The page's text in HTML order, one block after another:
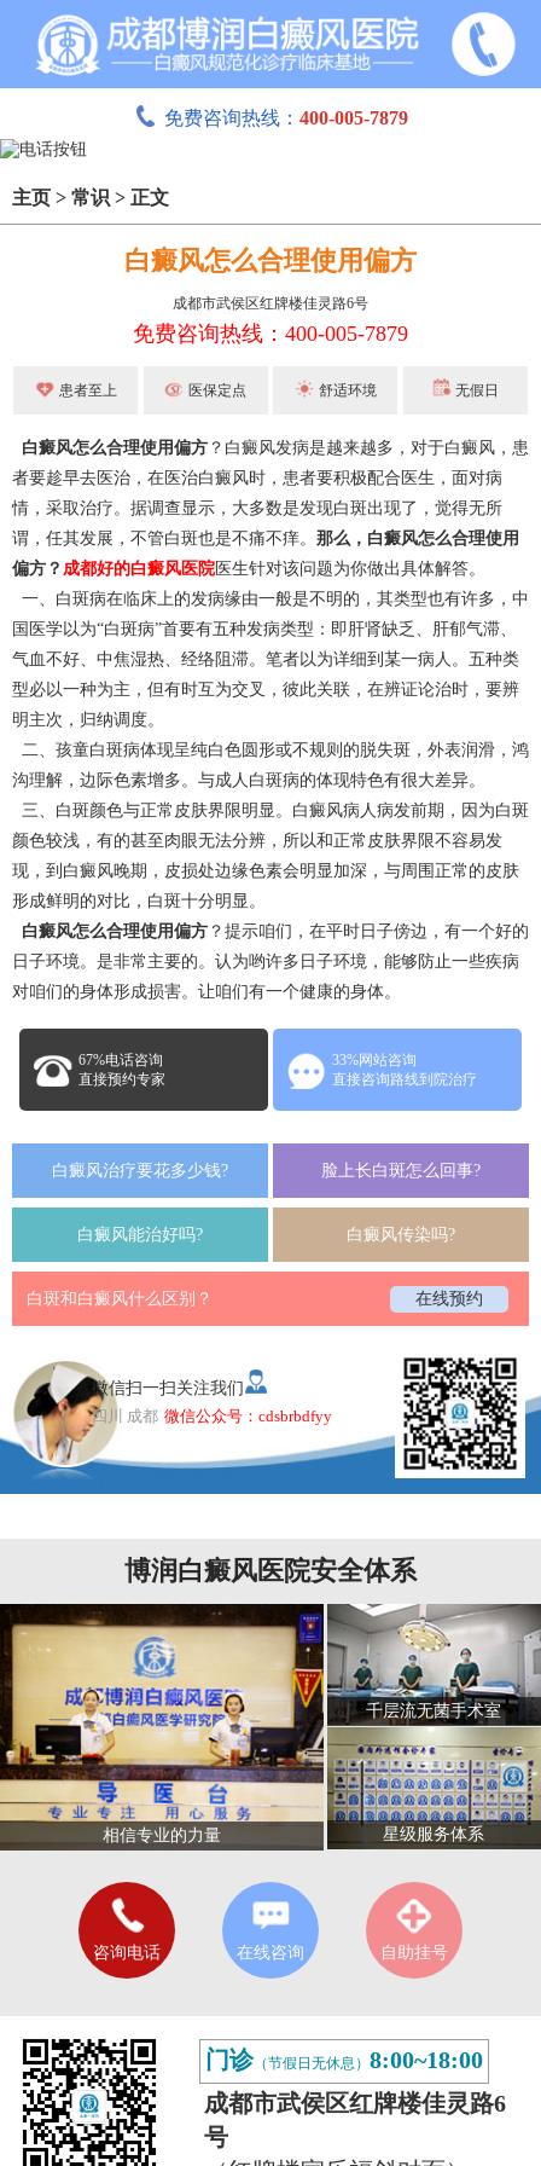
免费咨询热线： 400-005-7879
主页 > 常识 > 正文
白癜风怎么合理使用偏方
成都市武侯区红牌楼佳灵路6号
免费咨询热线：400-005-7879
患者至上 医保定点 舒适环境 无假日
白癜风怎么合理使用偏方 ？白癜风发病是越来越多，对于白癜风，患
者要趁早去医治，在医治白癜风时，患者要积极配合医生，面对病
情，采取治疗。据调查显示，大多数是发现白斑出现了，觉得无所
谓，任其发展，不管白斑也是不痛不痒。 那么，白癜风怎么合理使用
偏方？ 成都好的白癜风医院 医生针对该问题为你做出具体解答。
一、白斑病在临床上的发病缘由一般是不明的，其类型也有许多，中
国医学以为“白斑病”首要有五种发病类型：即肝肾缺乏、肝郁气滞、
气血不好、中焦湿热、经络阻滞。笔者以为详细到某一病人。五种类
型必以一种为主，但有时互为交叉，彼此关联，在辨证论治时，要辨
明主次，归纳调度。
二、孩童白斑病体现呈纯白色圆形或不规则的脱失斑，外表润滑，鸿
沟理解，边际色素增多。与成人白斑病的体现特色有很大差异。
三、白斑颜色与正常皮肤界限明显。白癜风病人病发前期，因为白斑
颜色较浅，有的甚至肉眼无法分辨，所以和正常皮肤界限不容易发
现，到白癜风晚期，皮损处边缘色素会明显加深，与周围正常的皮肤
形成鲜明的对比，白斑十分明显。
白癜风怎么合理使用偏方 ？提示咱们，在平时日子傍边，有一个好的
日子环境。是非常主要的。认为哟许多日子环境，能够防止一些疾病
对咱们的身体形成损害。让咱们有一个健康的身体。
67%电话咨询
直接预约专家
33%网站咨询
直接咨询路线到院治疗
白癜风治疗要花多少钱? 脸上长白斑怎么回事?
白癜风能治好吗? 白癜风传染吗?
白斑和白癜风什么区别？ 在线预约
微信扫一扫关注我们
四川 成都 微信公众号：cdsbrbdfyy
博润白癜风医院安全体系
相信专业的力量
千层流无菌手术室
星级服务体系
咨询电话 在线咨询 自助挂号
门诊（节假日无休息） 8:00~18:00
成都市武侯区红牌楼佳灵路6
号